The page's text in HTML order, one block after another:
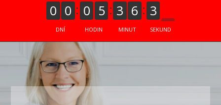
0 0
DNÍ
0 5
HODIN
3 6
MINUT
3
3
SEKUND